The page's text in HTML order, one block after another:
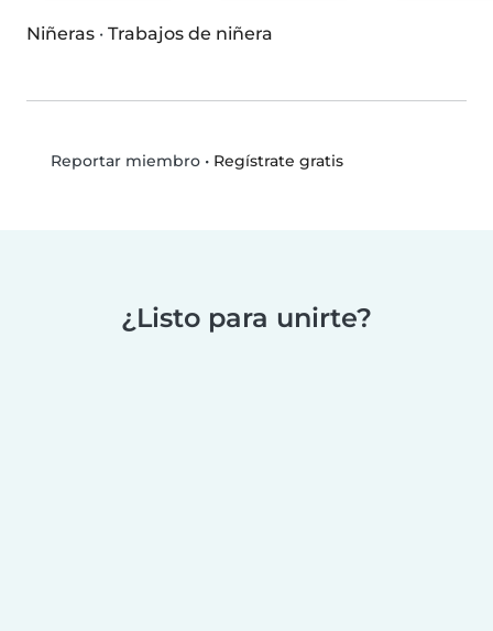
Niñeras · Trabajos de niñera
Reportar miembro• Regístrate gratis
¿Listo para unirte?